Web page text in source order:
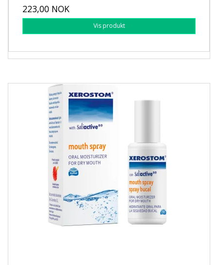
223,00 NOK
Vis produkt